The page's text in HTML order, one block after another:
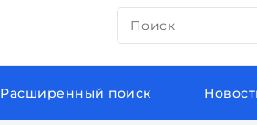
Поиск
Расширенный поиск